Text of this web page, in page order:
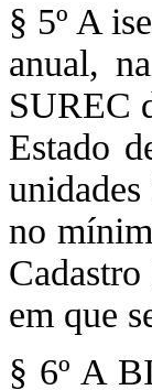
§ 5º A
anual,
SUREC
Estado
no
em que
§ 6º A